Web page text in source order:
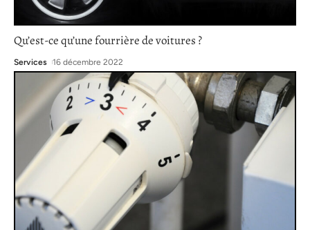
Qu’est-ce qu’une fourrière de voitures ?
Services 16 décembre 2022